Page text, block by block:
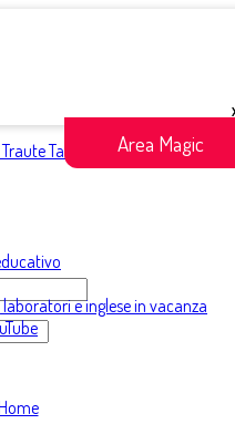
Taeschner
e inglese in vacanza
Area Magic
o con l'indirizzo e-
guardare e ascoltare i